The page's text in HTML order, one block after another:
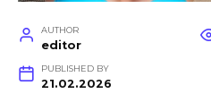
AUTHOR
editor
PUBLISHED BY
21.02.2026